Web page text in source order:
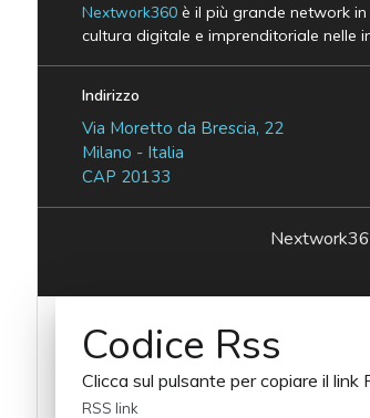
Nextwork360è il più grande network in
cultura digitale e imprenditoriale nelle
Indirizzo
Via Moretto da Brescia, 22
Milano - Italia
CAP 20133
Codice Rss
Clicca sul pulsante per copiare il link
RSS link